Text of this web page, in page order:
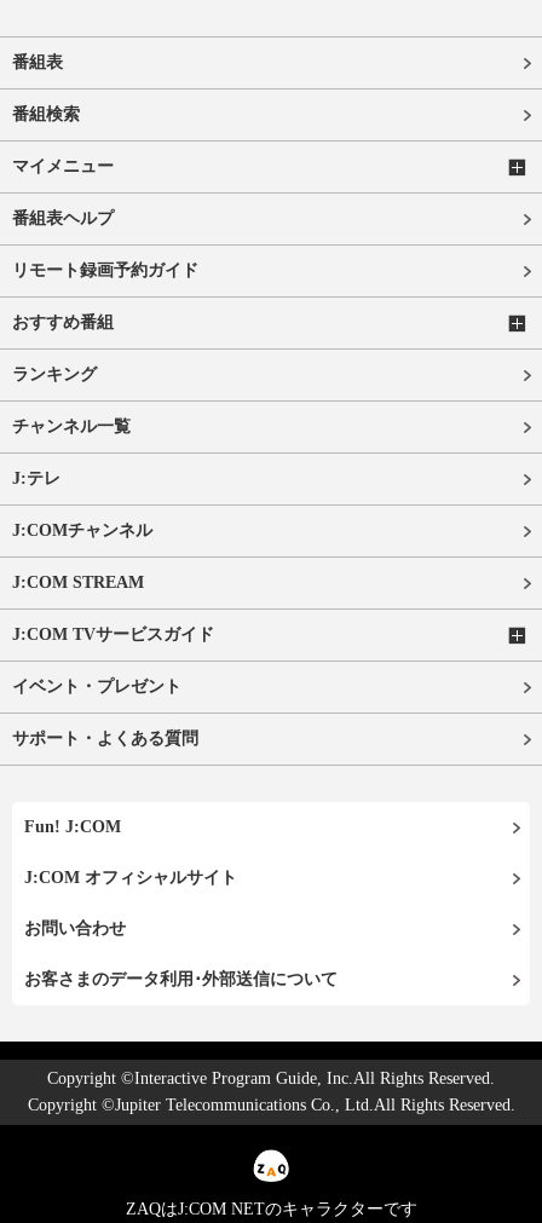
番組表
番組検索
マイメニュー
番組表ヘルプ
リモート録画予約ガイド
おすすめ番組
ランキング
チャンネル一覧
J:テレ
J:COMチャンネル
J:COM STREAM
J:COM TVサービスガイド
イベント・プレゼント
サポート・よくある質問
Fun! J:COM
J:COM オフィシャルサイト
お問い合わせ
お客さまのデータ利用･外部送信について
Copyright ©Interactive Program Guide, Inc.All Rights Reserved.
Copyright ©Jupiter Telecommunications Co., Ltd.All Rights Reserved.
ZAQはJ:COM NETのキャラクターです